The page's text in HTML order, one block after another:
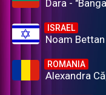
Dara -
ISRAEL
Noam
ROMANIA
Alexandra